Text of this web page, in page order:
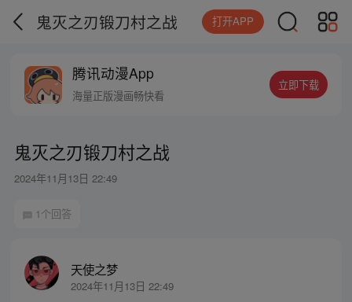
鬼灭之刃锻刀村之战 打开APP
腾讯动漫App
海量正版漫画畅快看
立即下载
鬼灭之刃锻刀村之战
2024年11月13日 22:49
1个回答
天使之梦
2024年11月13日 22:49